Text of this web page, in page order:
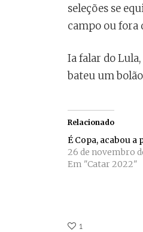
seleções se
campo ou fora
Ia falar do
bateu um
Relacionado
É Copa, acabou a
26 de novembro
Em "Catar 2022"
1